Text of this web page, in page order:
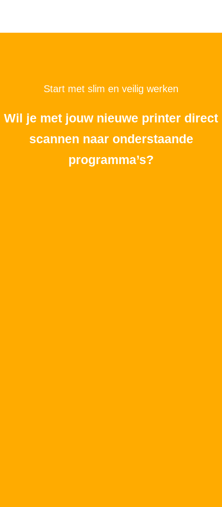
Start met slim en veilig werken
Wil je met jouw nieuwe printer direct
scannen naar onderstaande
programma’s?